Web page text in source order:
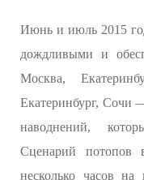
Июнь и июль 2015
дождливыми и
Москва,
Екатеринбург, Сочи
наводнений,
Сценарий потопов
несколько часов на